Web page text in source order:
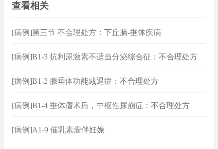
查看相关
[病例]第三节 不合理处方：下丘脑-垂体疾病
[病例]B1-3 抗利尿激素不适当分泌综合征：不合理处方
[病例]B1-2 腺垂体功能减退症：不合理处方
[病例]B1-4 垂体瘤术后，中枢性尿崩症：不合理处方
[病例]A1-9 催乳素瘤伴妊娠